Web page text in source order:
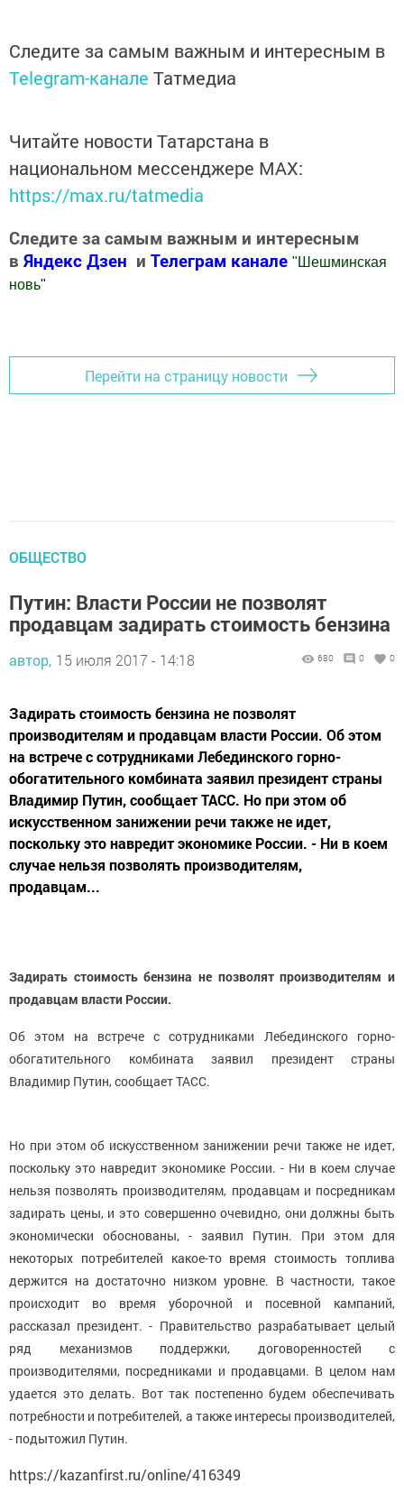
Следите за самым важным и интересным в
Telegram-канале Татмедиа
Читайте новости Татарстана в
национальном мессенджере MАХ:
https://max.ru/tatmedia
Следите за самым важным и интересным
в Яндекс Дзен и Телеграм канале " Шешминская
новь"
Перейти на страницу новости
ОБЩЕСТВО
Путин: Власти России не позволят
продавцам задирать стоимость бензина
автор, 15 июля 2017 - 14:18 680 0 0
Задирать стоимость бензина не позволят
производителям и продавцам власти России. Об этом
на встрече с сотрудниками Лебединского горно-
обогатительного комбината заявил президент страны
Владимир Путин, сообщает ТАСС. Но при этом об
искусственном занижении речи также не идет,
поскольку это навредит экономике России. - Ни в коем
случае нельзя позволять производителям,
продавцам...
Задирать стоимость бензина не позволят производителям и
продавцам власти России.
Об этом на встрече с сотрудниками Лебединского горно-
обогатительного комбината заявил президент страны
Владимир Путин, сообщает ТАСС.
Но при этом об искусственном занижении речи также не идет,
поскольку это навредит экономике России. - Ни в коем случае
нельзя позволять производителям, продавцам и посредникам
задирать цены, и это совершенно очевидно, они должны быть
экономически обоснованы, - заявил Путин. При этом для
некоторых потребителей какое-то время стоимость топлива
держится на достаточно низком уровне. В частности, такое
происходит во время уборочной и посевной кампаний,
рассказал президент. - Правительство разрабатывает целый
ряд механизмов поддержки, договоренностей с
производителями, посредниками и продавцами. В целом нам
удается это делать. Вот так постепенно будем обеспечивать
потребности и потребителей, а также интересы производителей,
- подытожил Путин.
https://kazanfirst.ru/online/416349